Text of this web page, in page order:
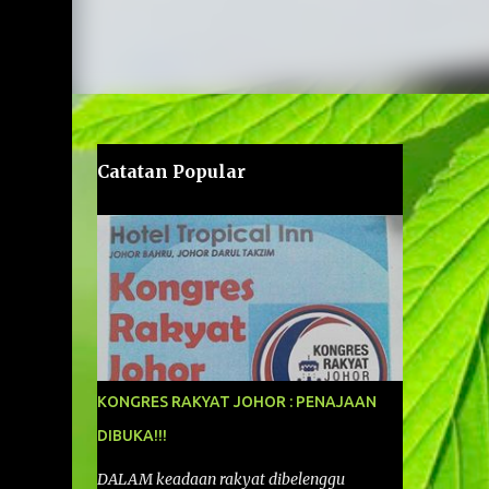
Catatan Popular
KONGRES RAKYAT JOHOR : PENAJAAN
DIBUKA!!!
DALAM keadaan rakyat dibelenggu